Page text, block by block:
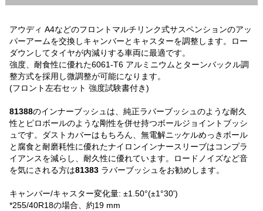
アウディ A4などのフロントマルチリンク式サスペンションのアッ
パーアームを交換しキャンバーとキャスターを調整します。ロー
ダウンしてタイヤが内減りする車両に最適です。
強度、耐食性に優れた6061-T6 アルミニウムとターンバックル調
整方式を採用し微調整が可能になります。
(フロント左右セット 強度試験書付き)
81388のインナーブッシュは、純正ラバーブッシュのような耐久
性とピロボールのような剛性を併せ持つボールジョイントブッシ
ュです。ダストカバーはもちろん、無電解ニッケルめっきボール
と腐食と耐磨耗性に優れたナイロンインナースリーブはコンプラ
イアンスを減らし、耐久性に優れています。ロードノイズなど音
を気にされる方は81383 ラバーブッシュをお勧めします。
キャンバー/キャスター変化量: ±1.50°(±1°30')
*255/40R18の場合、約19 mm